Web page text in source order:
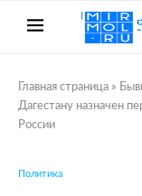
Главная страница »
Дагестану назначен
России
Политика